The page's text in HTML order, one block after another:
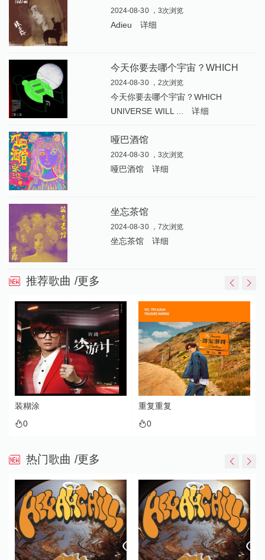
2024-08-30 ，3次浏览
Adieu 详细
2024-08-30 ，2次浏览
今天你要去哪个宇宙？WHICH
UNIVERSE WILL ...
详细
哑巴酒馆
2024-08-30 ，3次浏览
哑巴酒馆 详细
坐忘茶馆
2024-08-30 ，7次浏览
坐忘茶馆 详细
推荐歌曲 /更多
纸上雪（诗画中国 第2期）
热门歌曲 /更多